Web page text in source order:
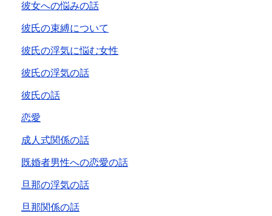
彼女への悩みの話
彼氏の束縛について
彼氏の浮気に悩む女性
彼氏の浮気の話
彼氏の話
恋愛
成人式関係の話
既婚者男性への恋愛の話
旦那の浮気の話
旦那関係の話